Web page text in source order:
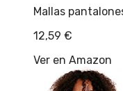
Mallas
12,59 €
Ver en Amazon